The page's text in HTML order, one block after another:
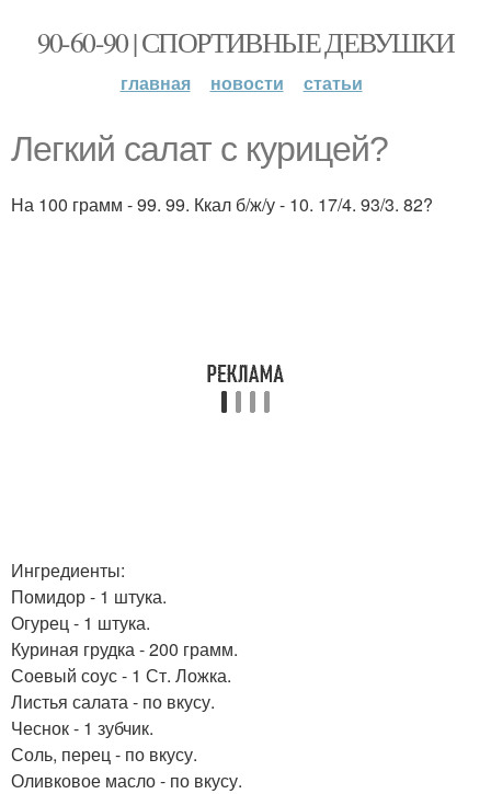
90-60-90 | СПОРТИВНЫЕ ДЕВУШКИ
главная новости статьи
Легкий салат с курицей?
На 100 грамм - 99. 99. Ккал б/ж/у - 10. 17/4. 93/3. 82?
Ингредиенты:
Помидор - 1 штука.
Огурец - 1 штука.
Куриная грудка - 200 грамм.
Соевый соус - 1 Ст. Ложка.
Листья салата - по вкусу.
Чеснок - 1 зубчик.
Соль, перец - по вкусу.
Оливковое масло - по вкусу.